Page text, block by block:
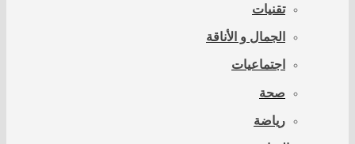
تقنيات
الجمال و الأناقة
اجتماعيات
صحة
رياضة